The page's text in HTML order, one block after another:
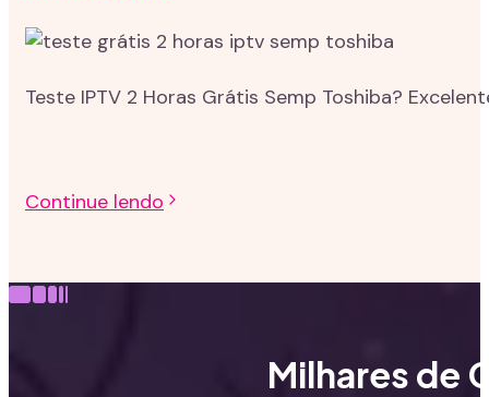
Teste IPTV 2 Horas Grátis Semp Toshiba?
Continue lendo
Milhares de